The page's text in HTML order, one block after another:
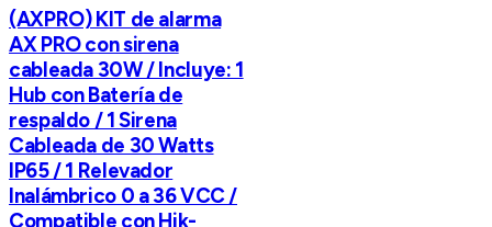
(AXPRO) KIT de alarma
AX PRO con sirena
cableada 30W / Incluye: 1
Hub con Batería de
respaldo / 1 Sirena
Cableada de 30 Watts
IP65 / 1 Relevador
Inalámbrico 0 a 36 VCC /
Compatible con Hik-